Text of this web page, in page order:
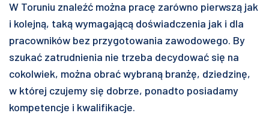
W Toruniu znaleźć można pracę zarówno pierwszą jak
i kolejną, taką wymagającą doświadczenia jak i dla
pracowników bez przygotowania zawodowego. By
szukać zatrudnienia nie trzeba decydować się na
cokolwiek, można obrać wybraną branżę, dziedzinę,
w której czujemy się dobrze, ponadto posiadamy
kompetencje i kwalifikacje.